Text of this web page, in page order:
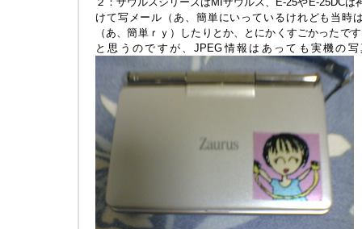
けて写メール（あ、簡単にいっているけれども当時
（あ、簡単ｒｙ）したりとか、とにかくすごかったで
と思うのですが、JPEG情報はあっても実機の